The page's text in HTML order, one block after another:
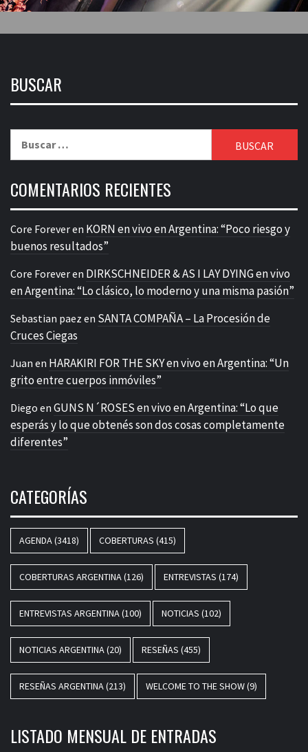
BUSCAR
COMENTARIOS RECIENTES
Core Foreveren KORN en vivo en Argentina: “Poco riesgo y
buenos resultados”
Core Foreveren DIRKSCHNEIDER & AS I LAY DYING en vivo
en Argentina: “Lo clásico, lo moderno y una misma pasión”
Sebastian paez en SANTA COMPAÑA – La Procesión de
Cruces Ciegas
Juan en HARAKIRI FOR THE SKY en vivo en Argentina: “Un
grito entre cuerpos inmóviles”
Diego en GUNS N´ROSES en vivo en Argentina: “Lo que
esperás y lo que obtenés son dos cosas completamente
diferentes”
CATEGORÍAS
AGENDA(3418) COBERTURAS (415)
COBERTURAS ARGENTINA(126) ENTREVISTAS (174)
ENTREVISTAS ARGENTINA(100) NOTICIAS (102)
NOTICIAS ARGENTINA(20) RESEÑAS (455)
RESEÑAS ARGENTINA(213) WELCOME TO THE SHOW(9)
LISTADO MENSUAL DE ENTRADAS